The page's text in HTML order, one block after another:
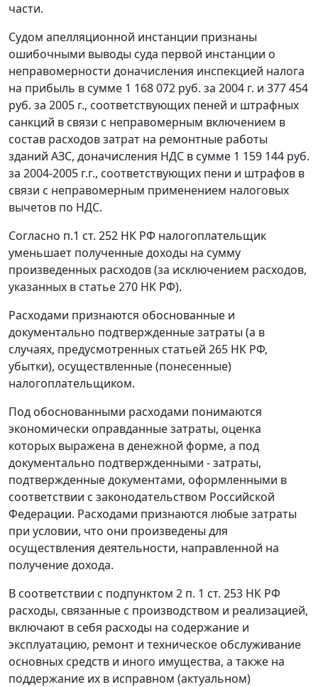
части.
Судом апелляционной инстанции признаны
ошибочными выводы суда первой инстанции о
неправомерности доначисления инспекцией налога
на прибыль в сумме 1 168 072 руб. за 2004 г. и 377 454
руб. за 2005 г., соответствующих пеней и штрафных
санкций в связи с неправомерным включением в
состав расходов затрат на ремонтные работы
зданий АЗС, доначисления НДС в сумме 1 159 144 руб.
за 2004-2005 г.г., соответствующих пени и штрафов в
связи с неправомерным применением налоговых
вычетов по НДС.
Согласно п.1 ст. 252 НК РФ налогоплательщик
уменьшает полученные доходы на сумму
произведенных расходов (за исключением расходов,
указанных в статье 270 НК РФ).
Расходами признаются обоснованные и
документально подтвержденные затраты (а в
случаях, предусмотренных статьей 265 НК РФ,
убытки), осуществленные (понесенные)
налогоплательщиком.
Под обоснованными расходами понимаются
экономически оправданные затраты, оценка
которых выражена в денежной форме, а под
документально подтвержденными - затраты,
подтвержденные документами, оформленными в
соответствии с законодательством Российской
Федерации. Расходами признаются любые затраты
при условии, что они произведены для
осуществления деятельности, направленной на
получение дохода.
В соответствии с подпунктом 2 п. 1 ст. 253 НК РФ
расходы, связанные с производством и реализацией,
включают в себя расходы на содержание и
эксплуатацию, ремонт и техническое обслуживание
основных средств и иного имущества, а также на
поддержание их в исправном (актуальном)